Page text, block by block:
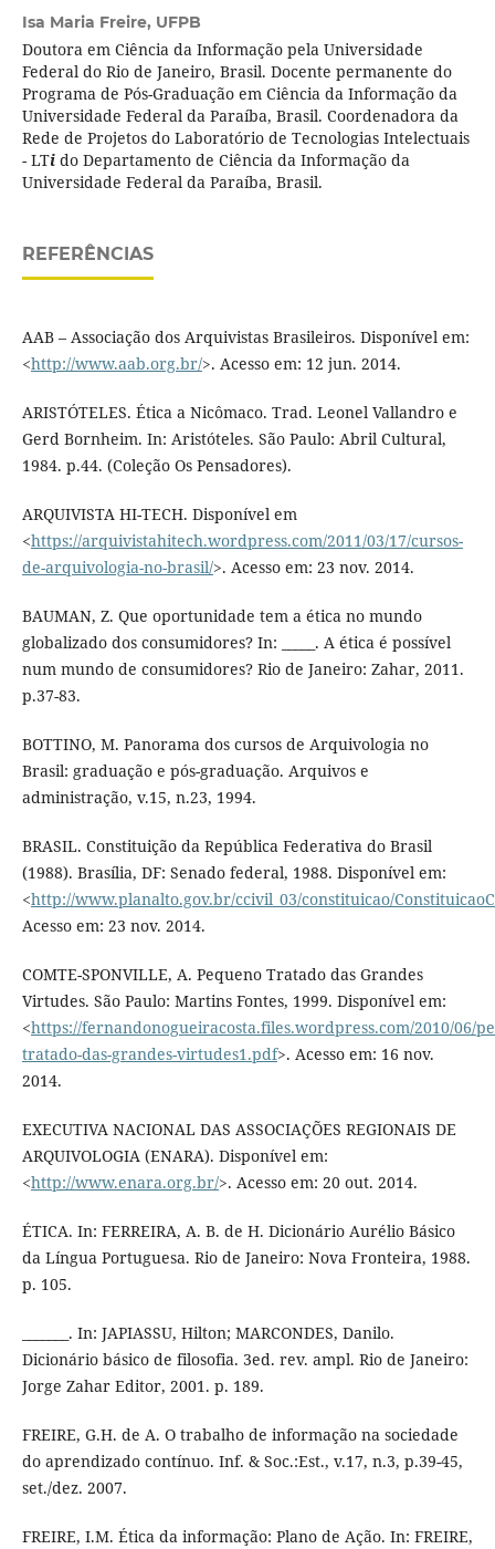
Isa Maria Freire, UFPB
Doutora em Ciência da Informação pela Universidade
Federal do Rio de Janeiro, Brasil. Docente permanente do
Programa de Pós-Graduação em Ciência da Informação da
Universidade Federal da Paraíba, Brasil. Coordenadora da
Rede de Projetos do Laboratório de Tecnologias Intelectuais
- LTido Departamento de Ciência da Informação da
Universidade Federal da Paraíba, Brasil.
REFERÊNCIAS
AAB – Associação dos Arquivistas Brasileiros. Disponível em:
<http://www.aab.org.br/>. Acesso em: 12 jun. 2014.
ARISTÓTELES. Ética a Nicômaco. Trad. Leonel Vallandro e
Gerd Bornheim. In: Aristóteles. São Paulo: Abril Cultural,
1984. p.44. (Coleção Os Pensadores).
ARQUIVISTA HI-TECH. Disponível em
<https://arquivistahitech.wordpress.com/2011/03/17/cursos-
de-arquivologia-no-brasil/>. Acesso em: 23 nov. 2014.
BAUMAN, Z. Que oportunidade tem a ética no mundo
globalizado dos consumidores? In: _____. A ética é possível
num mundo de consumidores? Rio de Janeiro: Zahar, 2011.
p.37-83.
BOTTINO, M. Panorama dos cursos de Arquivologia no
Brasil: graduação e pós-graduação. Arquivos e
administração, v.15, n.23, 1994.
BRASIL. Constituição da República Federativa do Brasil
(1988). Brasília, DF: Senado federal, 1988. Disponível em:
<http://www.planalto.gov.br/ccivil_03/constituicao/
Acesso em: 23 nov. 2014.
COMTE-SPONVILLE, A. Pequeno Tratado das Grandes
Virtudes. São Paulo: Martins Fontes, 1999. Disponível em:
<https://fernandonogueiracosta.files.wordpress.com/2010/06/
tratado-das-grandes-virtudes1.pdf>. Acesso em: 16 nov.
2014.
EXECUTIVA NACIONAL DAS ASSOCIAÇÕES REGIONAIS DE
ARQUIVOLOGIA (ENARA). Disponível em:
<http://www.enara.org.br/>. Acesso em: 20 out. 2014.
ÉTICA. In: FERREIRA, A. B. de H. Dicionário Aurélio Básico
da Língua Portuguesa. Rio de Janeiro: Nova Fronteira, 1988.
p. 105.
_______. In: JAPIASSU, Hilton; MARCONDES, Danilo.
Dicionário básico de filosofia. 3ed. rev. ampl. Rio de Janeiro:
Jorge Zahar Editor, 2001. p. 189.
FREIRE, G.H. de A. O trabalho de informação na sociedade
do aprendizado contínuo. Inf. & Soc.:Est., v.17, n.3, p.39-45,
set./dez. 2007.
FREIRE, I.M. Ética da informação: Plano de Ação. In: FREIRE,